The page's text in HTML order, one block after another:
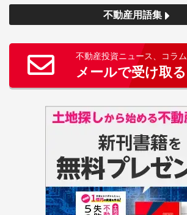
不動産用語集
不動産投資ニュース、コラ
メールで受け取る